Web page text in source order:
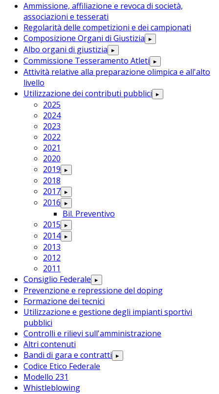
Ammissione, affiliazione e revoca di società,
associazioni e tesserati
Regolarità delle competizioni e dei campionati
Composizione Organi di Giustizia ▸
Albo organi di giustizia ▸
Commissione Tesseramento Atleti ▸
Attività relative alla preparazione olimpica e all'alto
livello
Utilizzazione dei contributi pubblici ▸
2025
2024
2023
2022
2021
2020
2019 ▸
2018
2017 ▸
2016 ▸
Bil. Preventivo
2015 ▸
2014 ▸
2013
2012
2011
Consiglio Federale ▸
Prevenzione e repressione del doping
Formazione dei tecnici
Utilizzazione e gestione degli impianti sportivi
pubblici
Controlli e rilievi sull'amministrazione
Altri contenuti
Bandi di gara e contratti ▸
Codice Etico Federale
Modello 231
Whistleblowing